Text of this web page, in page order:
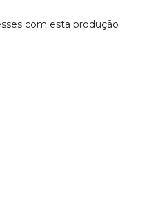
com esta produção